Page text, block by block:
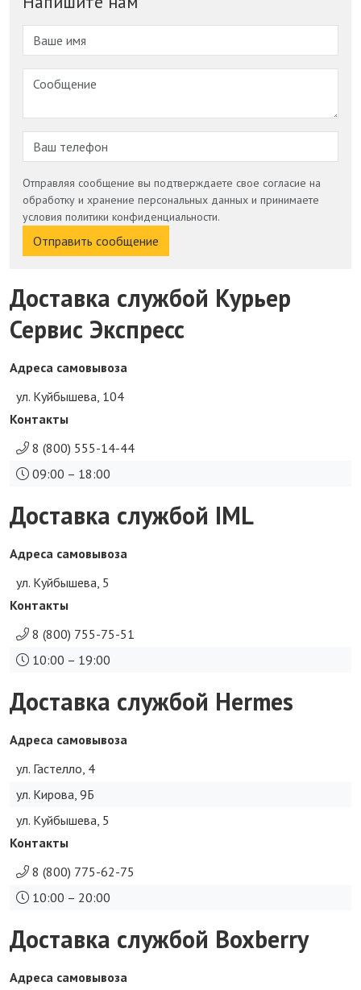
Отправляя сообщение вы подтверждаете свое согласие на
обработку и хранение персональных данных и принимаете
условия политики конфиденциальности.
Отправить сообщение
Доставка службой Курьер
Сервис Экспресс
Адреса самовывоза
ул. Куйбышева, 104
Контакты
8 (800) 555-14-44
09:00 – 18:00
Доставка службой IML
Адреса самовывоза
ул. Куйбышева, 5
Контакты
8 (800) 755-75-51
10:00 – 19:00
Доставка службой Hermes
Адреса самовывоза
ул. Гастелло, 4
ул. Кирова, 9Б
ул. Куйбышева, 5
Контакты
8 (800) 775-62-75
10:00 – 20:00
Доставка службой Boxberry
Адреса самовывоза